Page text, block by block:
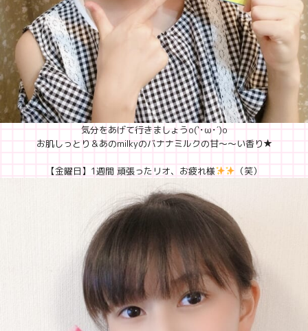
気分をあげて行きましょうo(`･ω･´)o
お肌しっとり＆あのmilkyのバナナミルクの甘〜〜い香り★
【金曜日】1週間 頑張ったリオ、お疲れ様 （笑）